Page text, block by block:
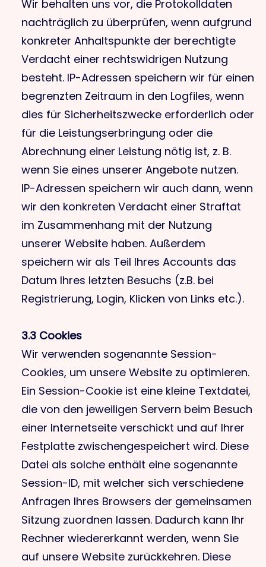
Wir behalten uns vor, die Protokolldaten
nachträglich zu überprüfen, wenn aufgrund
konkreter Anhaltspunkte der berechtigte
Verdacht einer rechtswidrigen Nutzung
besteht. IP-Adressen speichern wir für einen
begrenzten Zeitraum in den Logfiles, wenn
dies für Sicherheitszwecke erforderlich oder
für die Leistungserbringung oder die
Abrechnung einer Leistung nötig ist, z. B.
wenn Sie eines unserer Angebote nutzen.
IP-Adressen speichern wir auch dann, wenn
wir den konkreten Verdacht einer Straftat
im Zusammenhang mit der Nutzung
unserer Website haben. Außerdem
speichern wir als Teil Ihres Accounts das
Datum Ihres letzten Besuchs (z.B. bei
Registrierung, Login, Klicken von Links etc.).
3.3 Cookies
Wir verwenden sogenannte Session-
Cookies, um unsere Website zu optimieren.
Ein Session-Cookie ist eine kleine Textdatei,
die von den jeweiligen Servern beim Besuch
einer Internetseite verschickt und auf Ihrer
Festplatte zwischengespeichert wird. Diese
Datei als solche enthält eine sogenannte
Session-ID, mit welcher sich verschiedene
Anfragen Ihres Browsers der gemeinsamen
Sitzung zuordnen lassen. Dadurch kann Ihr
Rechner wiedererkannt werden, wenn Sie
auf unsere Website zurückkehren. Diese